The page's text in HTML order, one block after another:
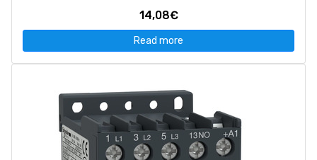
14,08€
Read more